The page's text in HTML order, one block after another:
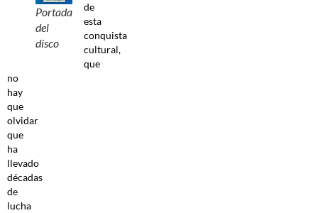
Portada
del
disco
de
esta
conquista
cultural,
que
no
hay
que
olvidar
que
ha
llevado
décadas
de
lucha